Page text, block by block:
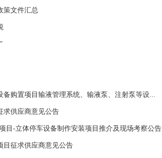
策文件汇总
购置项目输液管理系统、输液泵、注射泵等设...
求供应商意见公告
目-立体停车设备制作安装项目推介及现场考察公告
目征求供应商意见公告